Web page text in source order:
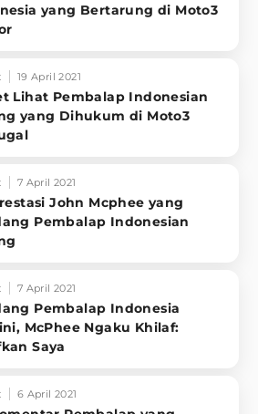
yang Bertarung di Moto3
19 April 2021
Lihat Pembalap Indonesian
yang Dihukum di Moto3
7 April 2021
John Mcphee yang
Pembalap Indonesian
7 April 2021
Pembalap Indonesia
McPhee Ngaku Khilaf:
Saya
6 April 2021